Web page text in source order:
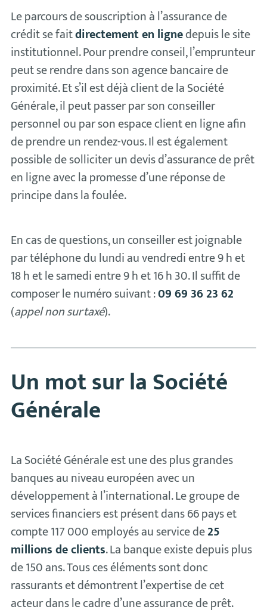
Le parcours de souscription à l’assurance de
crédit se faitdirectement en lignedepuis le site
institutionnel. Pour prendre conseil, l’emprunteur
peut se rendre dans son agence bancaire de
proximité. Et s’il est déjà client de la Société
Générale, il peut passer par son conseiller
personnel ou par son espace client en ligne afin
de prendre un rendez-vous. Il est également
possible de solliciter un devis d’assurance de prêt
en ligne avec la promesse d’une réponse de
principe dans la foulée.
En cas de questions, un conseiller est joignable
par téléphone du lundi au vendredi entre 9 h et
18 h et le samedi entre 9 h et 16 h 30. Il suffit de
composer le numéro suivant :09 69 36 23 62
(appel non surtaxé).
Un mot sur la Société
Générale
La Société Générale est une des plus grandes
banques au niveau européen avec un
développement à l’international. Le groupe de
services financiers est présent dans 66 pays et
compte 117 000 employés au service de25
millions de clients. La banque existe depuis plus
de 150 ans. Tous ces éléments sont donc
rassurants et démontrent l’expertise de cet
acteur dans le cadre d’une assurance de prêt.